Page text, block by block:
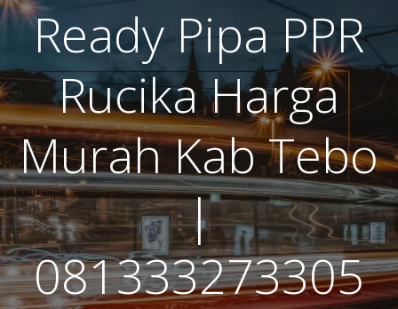
Ready Pipa PPR
Rucika Harga
Murah Kab Tebo
|
081333273305